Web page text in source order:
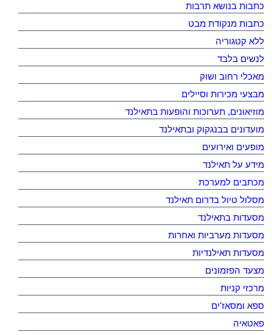
כתבות בנושא תרבות
כתבות מנקודת מבט
ללא קטגוריה
לנשים בלבד
מאכלי רחוב ושוק
מבצעי מכירות וסיילים
מוזיאונים, תערוכות והופעות בתאילנד
מועדונים בבנגקוק ובתאילנד
מופעים ואירועים
מידע על תאילנד
מכתבים למערכת
מסלול טיול בדרום תאילנד
מסעדות בתאילנד
מסעדות מערביות ואחרות
מסעדות תאילנדיות
מצעד הפזמונים
מרכזי קניות
ספא ומסאז'ים
פאטאיה